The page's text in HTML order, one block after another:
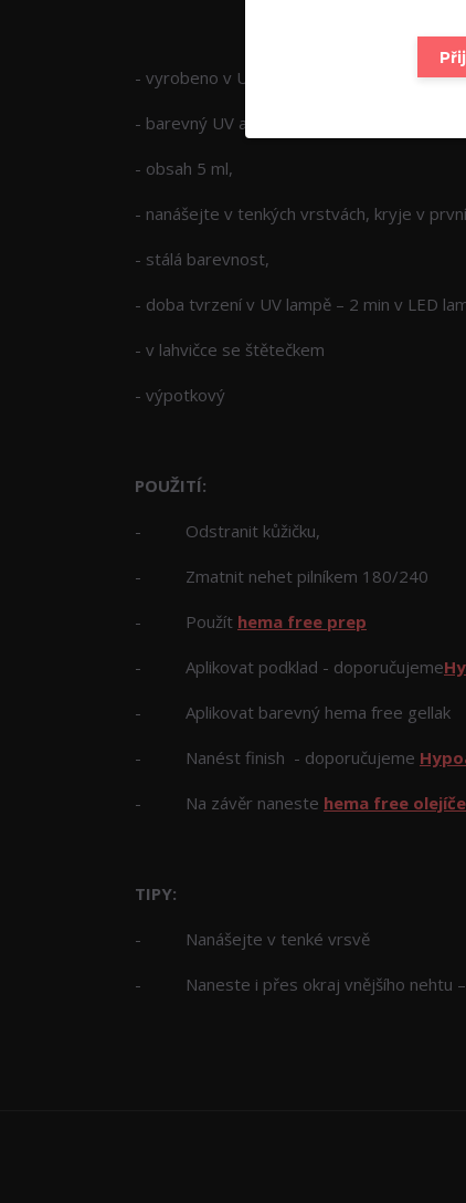
- vyrobeno v USA,
- barevný UV a LED gel lak bez složky hema
- obsah 5 ml,
- nanášejte v tenkých vrstvách, kryje v
- stálá barevnost,
- doba tvrzení v UV lampě – 2 min v LED
- v lahvičce se štětečkem
- výpotkový
POUŽITÍ:
- Odstranit kůžičku,
- Zmatnit nehet pilníkem 180/240
- Použít hema free prep
- Aplikovat podklad - doporučujeme
- Aplikovat barevný hema free gellak
- Nanést finish - doporučujeme
- Na závěr naneste hema free
TIPY:
- Nanášejte v tenké vrsvě
- Naneste i přes okraj vnějšího nehtu –